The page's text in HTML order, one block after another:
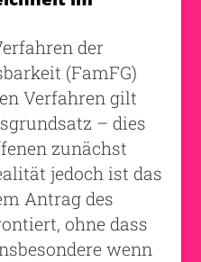
der
(FamFG)
Verfahren gilt
– dies
zunächst
jedoch ist das
Antrag des
ohne dass
wenn